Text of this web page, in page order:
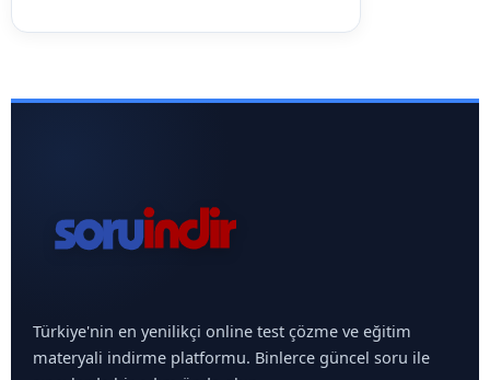
Türkiye'nin en yenilikçi online test çözme ve eğitim
materyali indirme platformu. Binlerce güncel soru ile